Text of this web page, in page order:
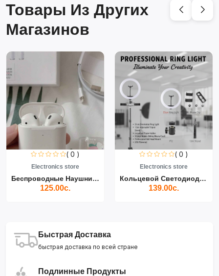
Товары Из Других
Магазинов
( 0 )
Electronics store
Беспроводные Наушники Air...
125.00с.
( 0 )
Electronics store
Кольцевой Светодиодный Св...
139.00с.
Быстрая Доставка
быстрая доставка по всей стране
Подлинные Продукты